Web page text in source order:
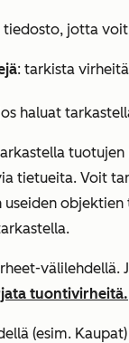
tiedosto, jotta
: tarkista
haluat
tuotujen
tietueita. Voit
useiden
välilehdellä.
tuontivirheitä.
(esim.